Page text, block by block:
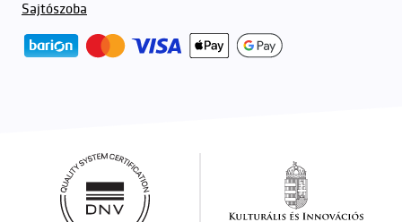
Sajtószoba